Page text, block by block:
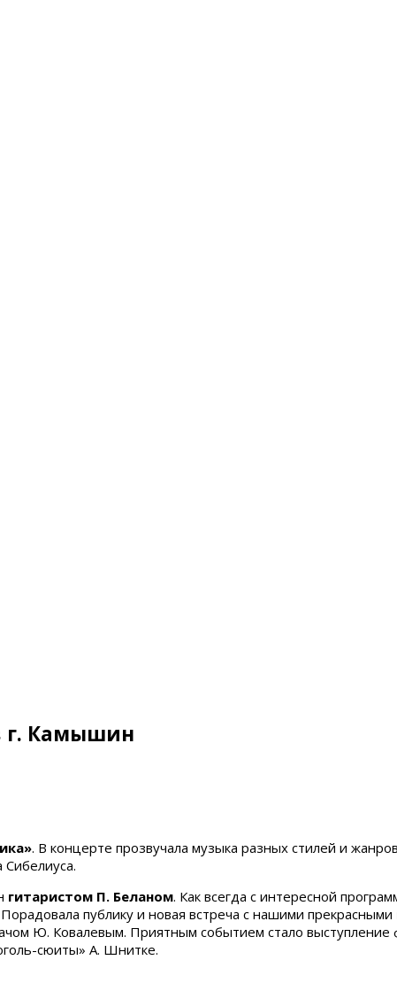
г. Камышин
. В концерте прозвучала музыка разных стилей и
гитаристом П. Беланом. Как всегда с интересной
Порадовала публику и новая встреча с нашими прекрасными
Ю. Ковалевым. Приятным событием стало выступление
сюиты» А. Шнитке.